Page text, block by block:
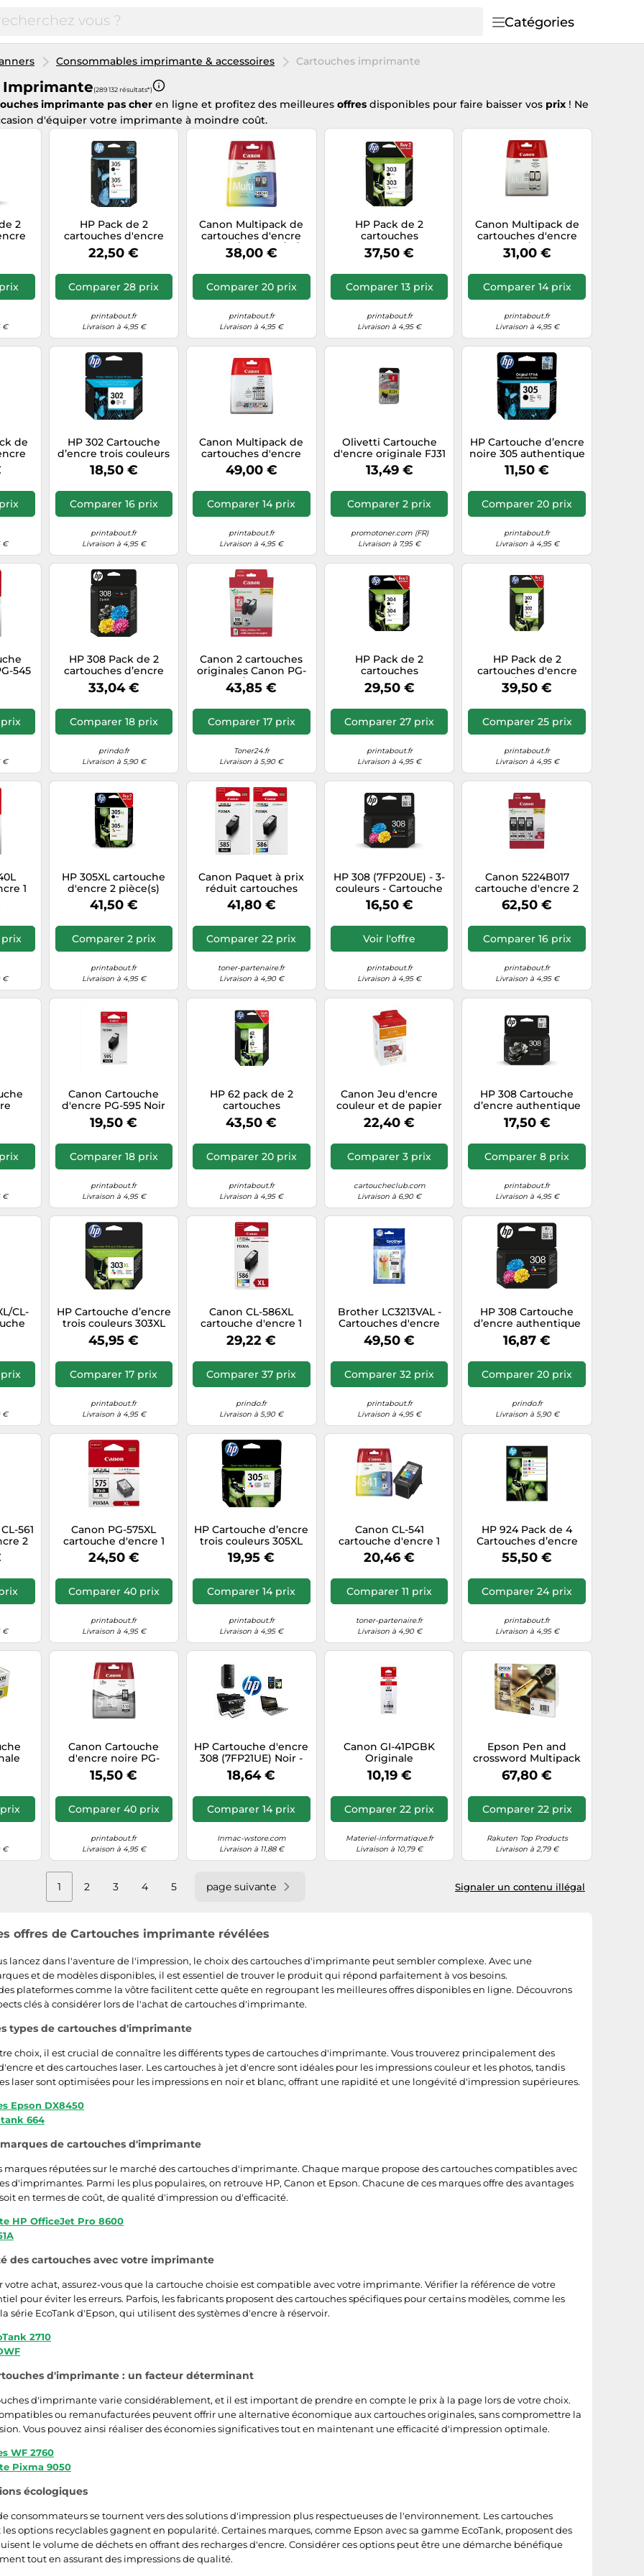
Catégories
Consommables imprimante & accessoires Cartouches imprimante
Imprimante(289 132 résultats*)
imprimante pas cher en ligne et profitez des meilleures offres disponibles pour faire baisser vos prix ! Ne
d'équiper votre imprimante à moindre coût.
2
€
HP Pack de 2
cartouches d'encre
authentiques 305 3
couleurs / noir
22,50 €
Comparer 28 prix
printabout.fr
Livraison à 4,95 €
Canon Multipack de
cartouches d'encre
PG-540/CL-541 C/M/Y
38,00 €
Comparer 20 prix
printabout.fr
Livraison à 4,95 €
HP Pack de 2
cartouches
authentiques d'encre
noire/trois couleurs
37,50 €
Comparer 13 prix
printabout.fr
Livraison à 4,95 €
Canon Multipack de
cartouches d'encre
PG-545/CL-546
BK/C/M/Y
31,00 €
Comparer 14 prix
printabout.fr
Livraison à 4,95 €
de
€
HP 302 Cartouche
d’encre trois couleurs
authentique
18,50 €
Comparer 16 prix
printabout.fr
Livraison à 4,95 €
Canon Multipack de
cartouches d'encre
pigmentée PGI-
580BK/CLI-581
49,00 €
Comparer 14 prix
printabout.fr
Livraison à 4,95 €
Olivetti Cartouche
d'encre originale FJ31
G Noir B0336F
13,49 €
Comparer 2 prix
promotoner.com (FR)
Livraison à 7,95 €
HP Cartouche d’encre
noire 305 authentique
11,50 €
Comparer 20 prix
printabout.fr
Livraison à 4,95 €
545
€
HP 308 Pack de 2
cartouches d’encre
authentiques
Noir/Trois couleurs
33,04 €
Comparer 18 prix
prindo.fr
Livraison à 5,90 €
Canon 2 cartouches
originales Canon PG-
595/CL-586
43,85 €
Comparer 17 prix
Toner24.fr
Livraison à 5,90 €
HP Pack de 2
cartouches
authentiques d'encre
noire/trois couleurs
29,50 €
Comparer 27 prix
printabout.fr
Livraison à 4,95 €
HP Pack de 2
cartouches d'encre
noire/3 couleurs
authentiques 302
39,50 €
Comparer 25 prix
printabout.fr
Livraison à 4,95 €
1
Noir
prix
€
HP 305XL cartouche
d'encre 2 pièce(s)
Original Rendement
élevé (XL) Noir, Cyan,
Magenta, Jaune
41,50 €
Comparer 2 prix
printabout.fr
Livraison à 4,95 €
Canon Paquet à prix
réduit cartouches
d'encre PG-585/CL-
586 + 50 feuilles photo
10×15 - Originales
41,80 €
Comparer 22 prix
toner-partenaire.fr
Livraison à 4,90 €
HP 308 (7FP20UE) - 3-
couleurs - Cartouche
d'encre
16,50 €
Voir l'offre
printabout.fr
Livraison à 4,95 €
Canon 5224B017
cartouche d'encre 2
pièce(s) Original Noir,
Cyan, Magenta, Jaune
62,50 €
Comparer 16 prix
printabout.fr
Livraison à 4,95 €
€
Canon Cartouche
d'encre PG-595 Noir
19,50 €
Comparer 18 prix
printabout.fr
Livraison à 4,95 €
HP 62 pack de 2
cartouches
authentiques d'encre
noire / trois couleurs
43,50 €
Comparer 20 prix
printabout.fr
Livraison à 4,95 €
Canon Jeu d'encre
couleur et de papier
au format 100 x 148
mm RP-108, 108
22,40 €
Comparer 3 prix
cartoucheclub.com
Livraison à 6,90 €
HP 308 Cartouche
d’encre authentique
Noir
17,50 €
Comparer 8 prix
printabout.fr
Livraison à 4,95 €
CL-
€
HP Cartouche d’encre
trois couleurs 303XL
grande capacité
authentique
45,95 €
Comparer 17 prix
printabout.fr
Livraison à 4,95 €
Canon CL-586XL
cartouche d'encre 1
pièce(s) Original
Rendement élevé (XL)
29,22 €
Comparer 37 prix
prindo.fr
Livraison à 5,90 €
Brother LC3213VAL -
Cartouches d'encre
originales - noir, cyan,
magenta, jaune
49,50 €
Comparer 32 prix
printabout.fr
Livraison à 4,95 €
HP 308 Cartouche
d’encre authentique
Trois couleurs
16,87 €
Comparer 20 prix
prindo.fr
Livraison à 5,90 €
561
2
€
Canon PG-575XL
cartouche d'encre 1
pièce(s) Original
Rendement élevé (XL)
24,50 €
Comparer 40 prix
printabout.fr
Livraison à 4,95 €
HP Cartouche d’encre
trois couleurs 305XL
grande capacité
authentique
19,95 €
Comparer 14 prix
printabout.fr
Livraison à 4,95 €
Canon CL-541
cartouche d'encre 1
pièce(s) Compatible
Cyan, Magenta, Jaune
20,46 €
Comparer 11 prix
toner-partenaire.fr
Livraison à 4,90 €
HP 924 Pack de 4
Cartouches d’encre
authentiques CMJN
55,50 €
Comparer 24 prix
printabout.fr
Livraison à 4,95 €
€
Canon Cartouche
d'encre noire PG-
510BK
15,50 €
Comparer 40 prix
printabout.fr
Livraison à 4,95 €
HP Cartouche d'encre
308 (7FP21UE) Noir -
Original - Compatible
Envy
18,64 €
Comparer 14 prix
Inmac-wstore.com
Livraison à 11,88 €
Canon GI-41PGBK
Originale
10,19 €
Comparer 22 prix
Materiel-informatique.fr
Livraison à 10,79 €
Epson Pen and
crossword Multipack
"Stylo à plume" 16XL -
Encre DURABrite Ultra
67,80 €
Comparer 22 prix
Rakuten Top Products
Livraison à 2,79 €
Signaler un contenu illégal
1 2 3 4 5 page suivante
offres de Cartouches imprimante révélées
lancez dans l'aventure de l'impression, le choix des cartouches d'imprimante peut sembler complexe. Avec une
et de modèles disponibles, il est essentiel de trouver le produit qui répond parfaitement à vos besoins.
plateformes comme la vôtre facilitent cette quête en regroupant les meilleures offres disponibles en ligne. Découvrons
clés à considérer lors de l'achat de cartouches d'imprimante.
types de cartouches d'imprimante
choix, il est crucial de connaître les différents types de cartouches d'imprimante. Vous trouverez principalement des
et des cartouches laser. Les cartouches à jet d'encre sont idéales pour les impressions couleur et les photos, tandis
laser sont optimisées pour les impressions en noir et blanc, offrant une rapidité et une longévité d'impression supérieures.
Epson DX8450
664
de cartouches d'imprimante
marques réputées sur le marché des cartouches d'imprimante. Chaque marque propose des cartouches compatibles avec
d'imprimantes. Parmi les plus populaires, on retrouve HP, Canon et Epson. Chacune de ces marques offre des avantages
en termes de coût, de qualité d'impression ou d'efficacité.
HP OfficeJet Pro 8600
des cartouches avec votre imprimante
votre achat, assurez-vous que la cartouche choisie est compatible avec votre imprimante. Vérifier la référence de votre
pour éviter les erreurs. Parfois, les fabricants proposent des cartouches spécifiques pour certains modèles, comme les
série EcoTank d'Epson, qui utilisent des systèmes d'encre à réservoir.
2710
d'imprimante : un facteur déterminant
d'imprimante varie considérablement, et il est important de prendre en compte le prix à la page lors de votre choix.
ou remanufacturées peuvent offrir une alternative économique aux cartouches originales, sans compromettre la
Vous pouvez ainsi réaliser des économies significatives tout en maintenant une efficacité d'impression optimale.
WF 2760
Pixma 9050
écologiques
consommateurs se tournent vers des solutions d'impression plus respectueuses de l'environnement. Les cartouches
options recyclables gagnent en popularité. Certaines marques, comme Epson avec sa gamme EcoTank, proposent des
le volume de déchets en offrant des recharges d'encre. Considérer ces options peut être une démarche bénéfique
tout en assurant des impressions de qualité.